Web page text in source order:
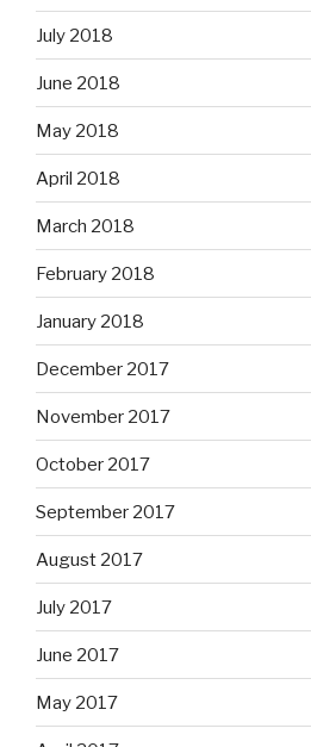
July 2018
June 2018
May 2018
April 2018
March 2018
February 2018
January 2018
December 2017
November 2017
October 2017
September 2017
August 2017
July 2017
June 2017
May 2017